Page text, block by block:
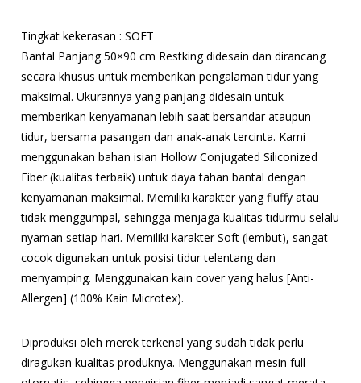
Tingkat kekerasan : SOFT
Bantal Panjang 50×90 cm Restking didesain dan dirancang
secara khusus untuk memberikan pengalaman tidur yang
maksimal. Ukurannya yang panjang didesain untuk
memberikan kenyamanan lebih saat bersandar ataupun
tidur, bersama pasangan dan anak-anak tercinta. Kami
menggunakan bahan isian Hollow Conjugated Siliconized
Fiber (kualitas terbaik) untuk daya tahan bantal dengan
kenyamanan maksimal. Memiliki karakter yang fluffy atau
tidak menggumpal, sehingga menjaga kualitas tidurmu selalu
nyaman setiap hari. Memiliki karakter Soft (lembut), sangat
cocok digunakan untuk posisi tidur telentang dan
menyamping. Menggunakan kain cover yang halus [Anti-
Allergen] (100% Kain Microtex).
Diproduksi oleh merek terkenal yang sudah tidak perlu
diragukan kualitas produknya. Menggunakan mesin full